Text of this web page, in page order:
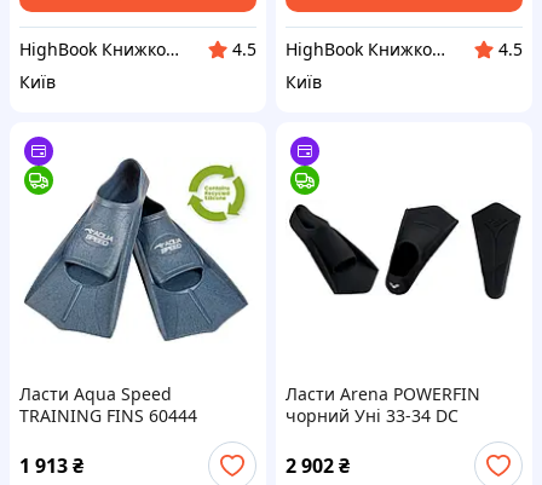
HighBook Книжкова крамниця
4.5
Київ
HighBook Книжкова крамниця
4.5
Київ
Ласти Aqua Speed
TRAINING FINS 60444
брудно-синій Уні 33-34 DC
1 913₴
Ласти Arena POWERFIN
чорний Уні 33-34 DC
2 902₴